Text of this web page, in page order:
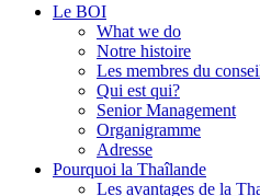
Le BOI
What we do
Notre histoire
Les membres du
Qui est qui?
Senior Management
Organigramme
Adresse
Pourquoi la Thaîlande
Les avantages de la